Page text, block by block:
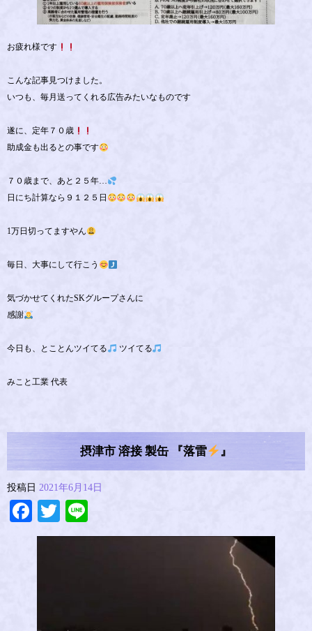
お疲れ様です
こんな記事見つけました。
いつも、毎月送ってくれる広告みたいなものです
遂に、定年７０歳
助成金も出るとの事です
７０歳まで、あと２５年…
日にち計算なら９１２５日
1万日切ってますやん
毎日、大事にして行こう
気づかせてくれたSKグループさんに
感謝
今日も、とことんツイてる ツイてる
みこと工業 代表
摂津市 溶接 製缶 『落雷 』
投稿日 2021年6月14日
Facebook
Twitter